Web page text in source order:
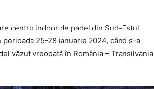
centru indoor de padel din Sud-Estul
25-28 ianuarie 2024, când s-a
văzut vreodată în România – Transilvania